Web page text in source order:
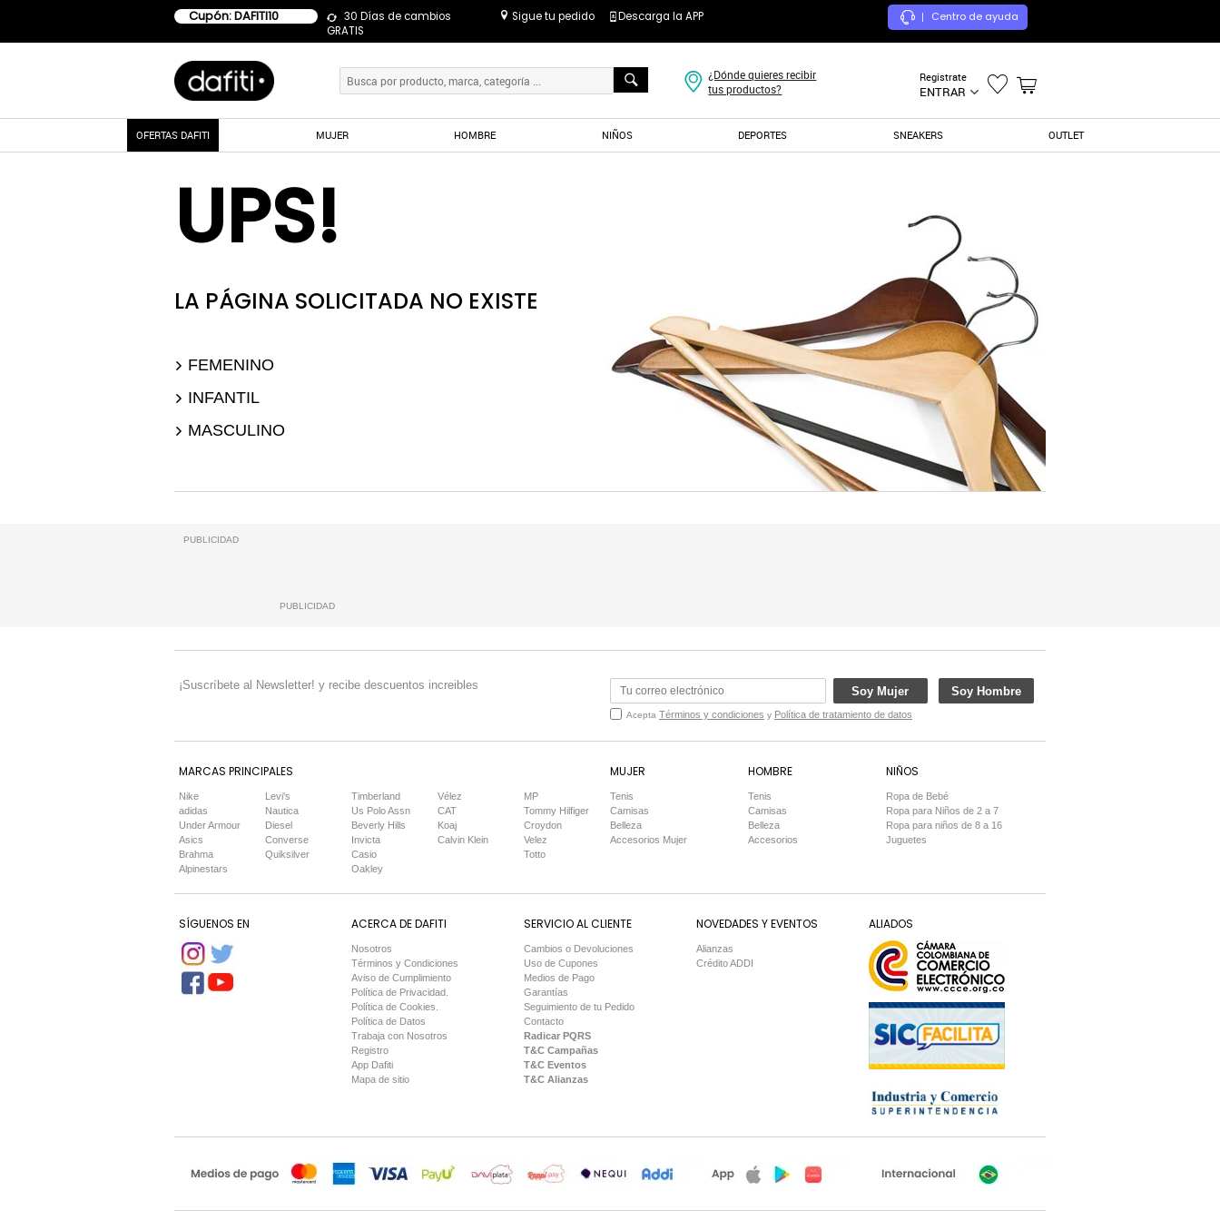
Cupón: DAFITI10
30 Días de cambios
GRATIS
Sigue tu pedido Descarga la APP | Centro de ayuda
Registrate
ENTRAR
¿Dónde quieres recibir
tus productos?
OFERTAS DAFITI MUJER HOMBRE NIÑOS DEPORTES SNEAKERS OUTLET
UPS!
LA PÁGINA SOLICITADA NO EXISTE
FEMENINO
INFANTIL
MASCULINO
PUBLICIDAD
PUBLICIDAD
¡Suscríbete al Newsletter! y recibe descuentos increibles Soy Mujer Soy Hombre
Acepta Términos y condiciones y Política de tratamiento de datos
MARCAS PRINCIPALES
Nike
adidas
Under Armour
Asics
Brahma
Alpinestars
Levi's
Nautica
Diesel
Converse
Quiksilver
Timberland
Us Polo Assn
Beverly Hills
Invicta
Casio
Oakley
Vélez
CAT
Koaj
Calvin Klein
MP
Tommy Hilfiger
Croydon
Velez
Totto
MUJER
Tenis
Camisas
Belleza
Accesorios Mujer
HOMBRE
Tenis
Camisas
Belleza
Accesorios
NIÑOS
Ropa de Bebé
Ropa para Niños de 2 a 7
Ropa para niños de 8 a 16
Juguetes
SÍGUENOS EN ACERCA DE DAFITI
Nosotros
Términos y Condiciones
Aviso de Cumplimiento
Política de Privacidad.
Política de Cookies.
Política de Datos
Trabaja con Nosotros
Registro
App Dafiti
Mapa de sitio
SERVICIO AL CLIENTE
Cambios o Devoluciones
Uso de Cupones
Medios de Pago
Garantías
Seguimiento de tu Pedido
Contacto
Radicar PQRS
T&C Campañas
T&C Eventos
T&C Alianzas
NOVEDADES Y EVENTOS
Alianzas
Crédito ADDI
ALIADOS